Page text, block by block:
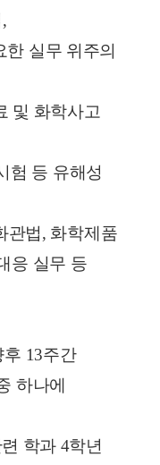
한 실무 위주의
및 화학사고
험 등 유해성
관법, 화학제품
응 실무 등
13주간
하나에
학과 4학년